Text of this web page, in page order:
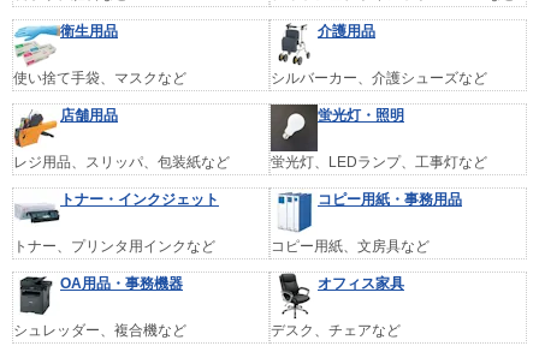
衛生用品
使い捨て手袋、マスクなど
介護用品
シルバーカー、介護シューズなど
店舗用品
レジ用品、スリッパ、包装紙など
蛍光灯・照明
蛍光灯、LEDランプ、工事灯など
トナー・インクジェット
トナー、プリンタ用インクなど
コピー用紙・事務用品
コピー用紙、文房具など
OA用品・事務機器
シュレッダー、複合機など
オフィス家具
デスク、チェアなど